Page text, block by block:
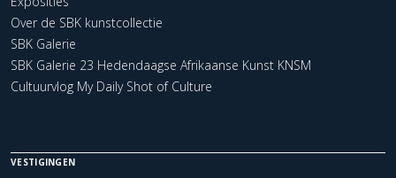
Over de SBK kunstcollectie
SBK Galerie
SBK Galerie 23 Hedendaagse Afrikaanse Kunst KNSM
Cultuurvlog My Daily Shot of Culture
VESTIGINGEN